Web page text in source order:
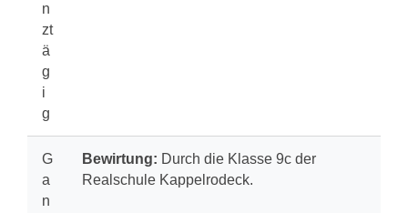
n
zt
ä
g
i
g
G
a
n
Bewirtung: Durch die Klasse 9c der
Realschule Kappelrodeck.